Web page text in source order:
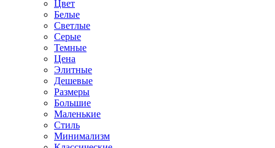
Цвет
Белые
Светлые
Серые
Темные
Цена
Элитные
Дешевые
Размеры
Большие
Маленькие
Стиль
Минимализм